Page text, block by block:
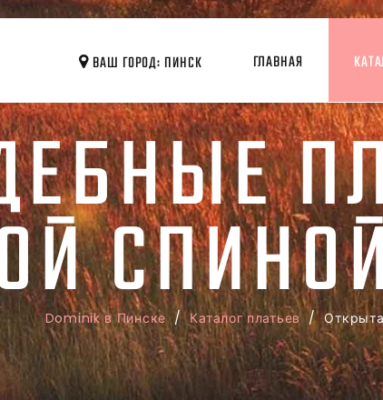
ВАШ ГОРОД: ПИНСК ГЛАВНАЯ
Dominik в Пинске/Каталог платьев/